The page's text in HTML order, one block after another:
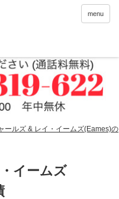
menu
ールズ & レイ・イームズ(Eames)の
イームズ